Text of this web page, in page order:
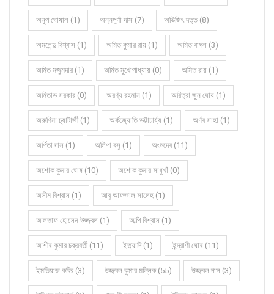
অনুপ ঘোষাল (1) অন্নপূর্ণা দাস (7) অভিজিৎ দত্ত (8)
অমলেন্দু বিশ্বাস (1) অমিত কুমার রায় (1) অমিত বাগল (3)
অমিত মজুমদার (1) অমিত মুখোপাধ্যায় (0) অমিত রায় (1)
অমিতাভ সরকার (0) অরণ্য রহমান (1) অরিত্রা জুন ঘোষ (1)
অরুণিমা চ্যাটার্জী (1) অর্কজ্যোতি ভট্টাচার্য্য (1) অর্ণব সাহা (1)
অর্পিতা দাস (1) অলিপা বসু (1) অংশুদেব (11)
অশোক কুমার ঘোষ (10) অশোক কুমার সাধুখাঁ (0)
অসীম বিশ্বাস (1) আবু আফজাল সালেহ (1)
আলতাফ হোসেন উজ্জ্বল (1) আল্পি বিশ্বাস (1)
আশীষ কুমার চক্রবর্তী (11) ইত্যাদি (1) ইন্দ্রাণী ঘোষ (11)
ইমতিয়াজ কবির (3) উজ্জ্বল কুমার মল্লিক (55) উজ্জ্বল দাস (3)